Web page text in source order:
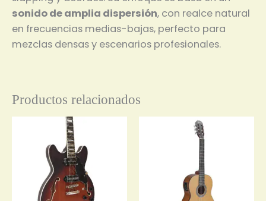
sonido de amplia dispersión, con realce natural
en frecuencias medias-bajas, perfecto para
mezclas densas y escenarios profesionales.
Productos relacionados